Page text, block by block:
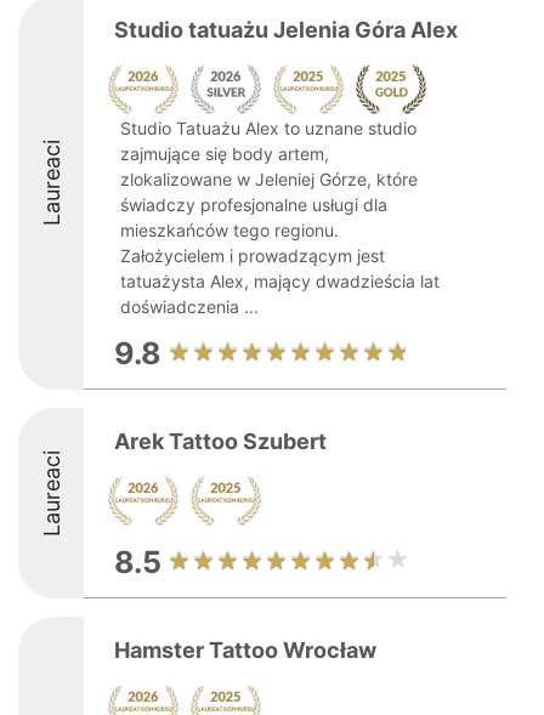
Laureaci
Studio tatuażu Jelenia Góra Alex
Studio Tatuażu Alex to uznane studio
zajmujące się body artem,
zlokalizowane w Jeleniej Górze, które
świadczy profesjonalne usługi dla
mieszkańców tego regionu.
Założycielem i prowadzącym jest
tatuażysta Alex, mający dwadzieścia lat
doświadczenia ...
9.8
Laureaci
Arek Tattoo Szubert
8.5
Hamster Tattoo Wrocław